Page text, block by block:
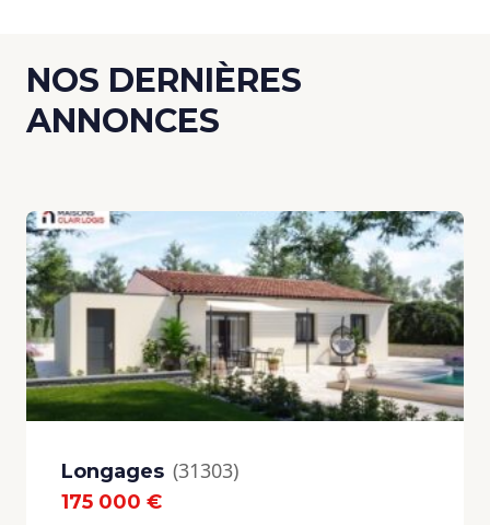
NOS DERNIÈRES
ANNONCES
Longages (31303)
175 000 €